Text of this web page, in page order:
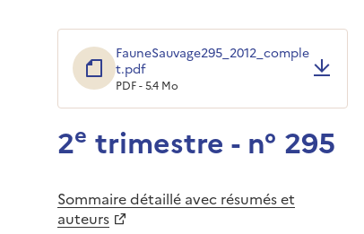
FauneSauvage295_2012_comple
t.pdf
PDF - 5.4 Mo
2e trimestre - n° 295
Sommaire détaillé avec résumés et
auteurs